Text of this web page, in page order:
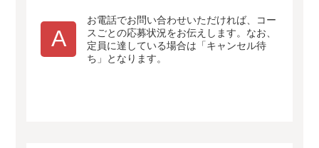
A
お電話でお問い合わせいただければ、コー
スごとの応募状況をお伝えします。なお、
定員に達している場合は「キャンセル待
ち」となります。